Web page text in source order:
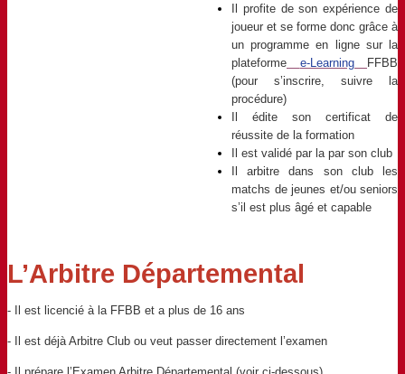
Il profite de son expérience de
joueur et se forme donc grâce à
un programme en ligne sur la
plateforme
e-Learning
FFBB
(pour s’inscrire, suivre la
procédure)
Il édite son certificat de
réussite de la formation
Il est validé par la par son club
Il arbitre dans son club les
matchs de jeunes et/ou seniors
s’il est plus âgé et capable
L’Arbitre Départemental
- Il est licencié à la FFBB et a plus de 16 ans
- Il est déjà Arbitre Club ou veut passer directement l’examen